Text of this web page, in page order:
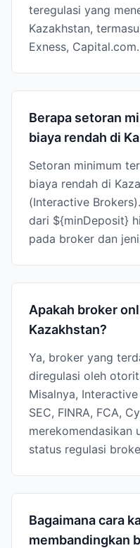
teregulasi yang
Kazakhstan,
Exness, Capital.com.
Berapa setoran
biaya rendah di
Setoran minimum
biaya rendah di
(Interactive
dari ${minDeposit}
pada broker dan
Apakah broker
Kazakhstan?
Ya, broker yang
diregulasi oleh
Misalnya,
SEC, FINRA, FCA,
merekomendasikan
status regulasi
Bagaimana cara
membandingkan